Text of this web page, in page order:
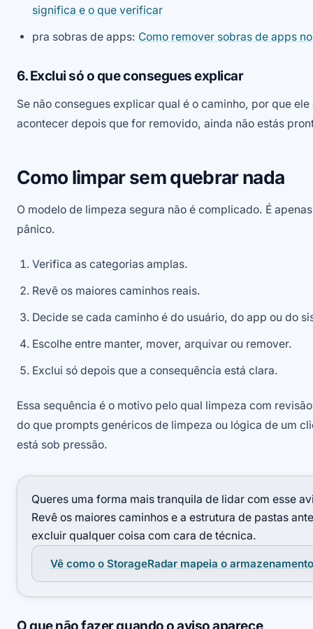
significa e o que verificar
pra sobras de apps: Como remover sobras de apps
6. Exclui só o que consegues explicar
Se não consegues explicar qual é o caminho, por que
acontecer depois que for removido, ainda não estás
Como limpar sem quebrar nada
O modelo de limpeza segura não é complicado. É
pânico.
Verifica as categorias amplas.
Revê os maiores caminhos reais.
Decide se cada caminho é do usuário, do app ou do
Escolhe entre manter, mover, arquivar ou remover.
Exclui só depois que a consequência está clara.
Essa sequência é o motivo pelo qual limpeza com
do que prompts genéricos de limpeza ou lógica de um
está sob pressão.
Queres uma forma mais tranquila de lidar com esse
Revê os maiores caminhos e a estrutura de pastas
excluir qualquer coisa com cara de técnica.
Vê como o StorageRadar mapeia o
O que não fazer quando o aviso aparece